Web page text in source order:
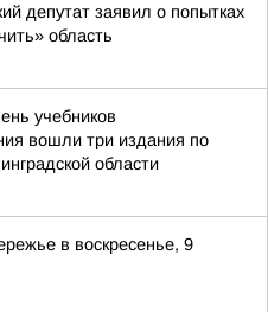
депутат заявил о попытках
область
учебников
вошли три издания по
области
в воскресенье, 9